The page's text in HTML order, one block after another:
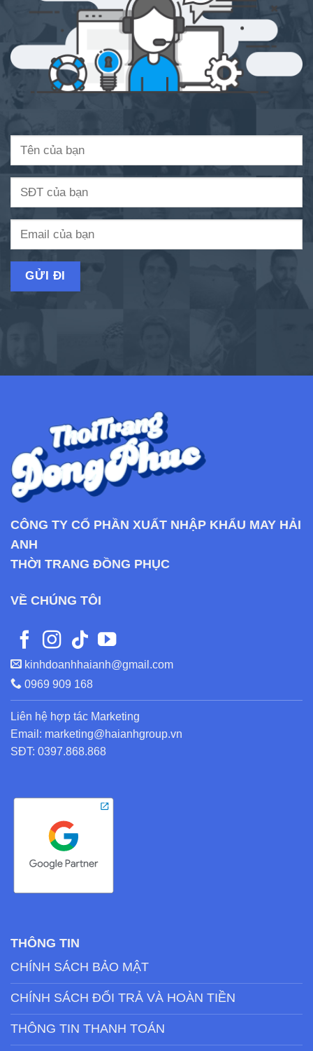
CÔNG TY CỔ PHẦN XUẤT NHẬP KHẨU MAY HẢI
ANH
THỜI TRANG ĐỒNG PHỤC
VỀ CHÚNG TÔI
kinhdoanhhaianh@gmail.com
0969 909 168
Liên hệ hợp tác Marketing
Email: marketing@haianhgroup.vn
SĐT: 0397.868.868
THÔNG TIN
CHÍNH SÁCH BẢO MẬT
CHÍNH SÁCH ĐỔI TRẢ VÀ HOÀN TIỀN
THÔNG TIN THANH TOÁN